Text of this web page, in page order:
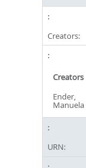
Creators:
Creators
Ender,
Manuela
URN: